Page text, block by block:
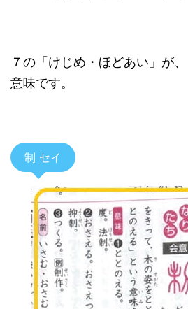
７の「けじめ・ほどあい」が
意味です。
制 セイ